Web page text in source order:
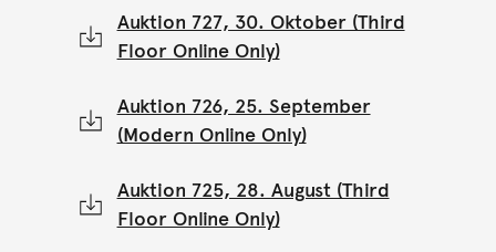
Auktion 727, 30. Oktober (Third
Floor Online Only)
Auktion 726, 25. September
(Modern Online Only)
Auktion 725, 28. August (Third
Floor Online Only)